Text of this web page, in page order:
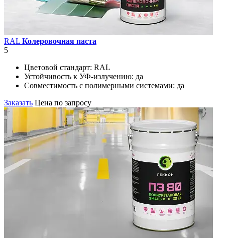
RAL Колеровочная паста
5
Цветовой стандарт: RAL
Устойчивость к УФ-излучению: да
Совместимость с полимерными системами: да
Заказать Цена по запросу